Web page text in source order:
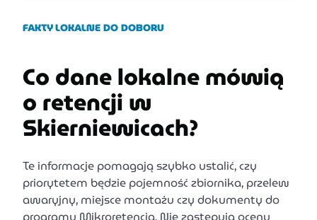
FAKTY LOKALNE DO DOBORU
Co dane lokalne mówią
o retencji w
Skierniewicach?
Te informacje pomagają szybko ustalić, czy
priorytetem będzie pojemność zbiornika, przelew
awaryjny, miejsce montażu czy dokumenty do